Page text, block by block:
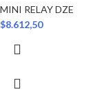
MINI RELAY DZE
$8.612,50